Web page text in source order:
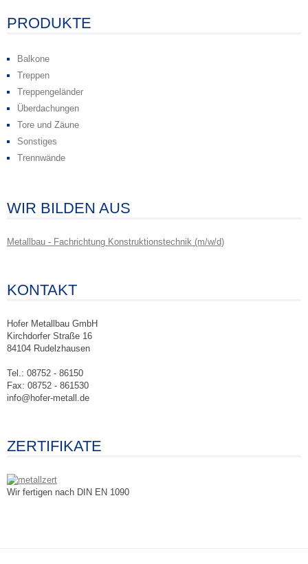
PRODUKTE
Balkone
Treppen
Treppengeländer
Überdachungen
Tore und Zäune
Sonstiges
Trennwände
WIR BILDEN AUS
Metallbau - Fachrichtung Konstruktionstechnik (m/w/d)
KONTAKT
Hofer Metallbau GmbH
Kirchdorfer Straße 16
84104 Rudelzhausen
Tel.: 08752 - 86150
Fax: 08752 - 861530
info@hofer-metall.de
ZERTIFIKATE
Wir fertigen nach DIN EN 1090